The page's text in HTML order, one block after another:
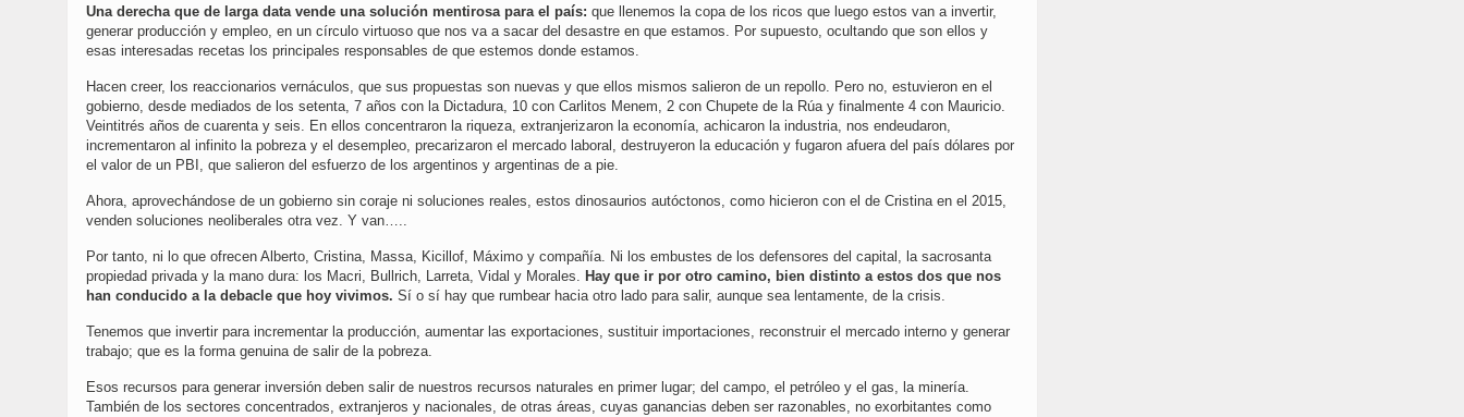
Una derecha que de larga data vende una solución mentirosa para el país: que llenemos la copa de los ricos que luego estos van a invertir,
generar producción y empleo, en un círculo virtuoso que nos va a sacar del desastre en que estamos. Por supuesto, ocultando que son ellos y
esas interesadas recetas los principales responsables de que estemos donde estamos.
Hacen creer, los reaccionarios vernáculos, que sus propuestas son nuevas y que ellos mismos salieron de un repollo. Pero no, estuvieron en el
gobierno, desde mediados de los setenta, 7 años con la Dictadura, 10 con Carlitos Menem, 2 con Chupete de la Rúa y finalmente 4 con Mauricio.
Veintitrés años de cuarenta y seis. En ellos concentraron la riqueza, extranjerizaron la economía, achicaron la industria, nos endeudaron,
incrementaron al infinito la pobreza y el desempleo, precarizaron el mercado laboral, destruyeron la educación y fugaron afuera del país dólares por
el valor de un PBI, que salieron del esfuerzo de los argentinos y argentinas de a pie.
Ahora, aprovechándose de un gobierno sin coraje ni soluciones reales, estos dinosaurios autóctonos, como hicieron con el de Cristina en el 2015,
venden soluciones neoliberales otra vez. Y van…..
Por tanto, ni lo que ofrecen Alberto, Cristina, Massa, Kicillof, Máximo y compañía. Ni los embustes de los defensores del capital, la sacrosanta
propiedad privada y la mano dura: los Macri, Bullrich, Larreta, Vidal y Morales. Hay que ir por otro camino, bien distinto a estos dos que nos
han conducido a la debacle que hoy vivimos. Sí o sí hay que rumbear hacia otro lado para salir, aunque sea lentamente, de la crisis.
Tenemos que invertir para incrementar la producción, aumentar las exportaciones, sustituir importaciones, reconstruir el mercado interno y generar
trabajo; que es la forma genuina de salir de la pobreza.
Esos recursos para generar inversión deben salir de nuestros recursos naturales en primer lugar; del campo, el petróleo y el gas, la minería.
También de los sectores concentrados, extranjeros y nacionales, de otras áreas, cuyas ganancias deben ser razonables, no exorbitantes como